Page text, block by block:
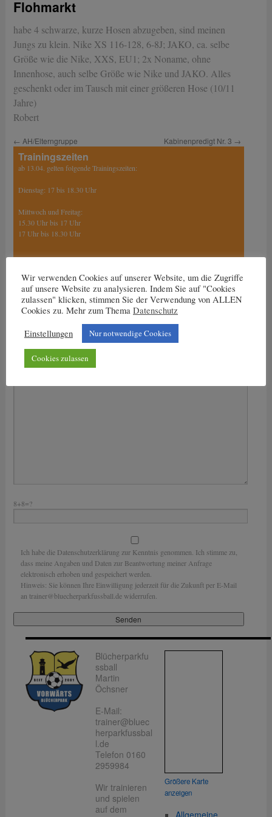
Flohmarkt
habe 4 schwarze, kurze Hosen abzugeben, sind meinen
Jungs zu klein. Nike XS 116-128, 6-8J; JAKO, ca. selbe
Größe wie die Nike, XXS, EU1; 2x Noname, ohne
Innenhose, auch selbe Größe wie Nike und JAKO. Alles
geschenkt oder im Tausch mit einer größeren Hose (10/11
Jahre)
Robert
← AH/Elterngruppe Kabinenpredigt Nr. 3 →
Trainingszeiten
ab 13.04. gelten folgende Trainingszeiten:
Dienstag: 17 bis 18.30 Uhr
Mittwoch und Freitag:
15.30 Uhr bis 17 Uhr
17 Uhr bis 18.30 Uhr
Nachricht an den Trainer
Dein Name
Deine E-Mail-Adresse
Bitte lasse dieses Feld leer.
Deine Nachricht
8+8=?
Ich habe die Datenschutzerklärung zur Kenntnis genommen. Ich stimme zu,
dass meine Angaben und Daten zur Beantwortung meiner Anfrage
elektronisch erhoben und gespeichert werden.
Hinweis: Sie können Ihre Einwilligung jederzeit für die Zukunft per E-Mail
an trainer@bluecherparkfussball.de widerrufen.
Blücherparkfu
ssball
Martin
Öchsner
E-Mail:
trainer@bluec
herparkfussbal
l.de
Telefon 0160
2959984
Wir trainieren
und spielen
auf dem
Größere Karte
anzeigen
Allgemeine
Wir verwenden Cookies auf unserer Website, um die Zugriffe
auf unsere Website zu analysieren. Indem Sie auf "Cookies
zulassen" klicken, stimmen Sie der Verwendung von ALLEN
Cookies zu. Mehr zum Thema Datenschutz
Einstellungen
Nur notwendige Cookies
Cookies zulassen